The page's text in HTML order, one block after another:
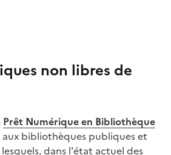
non libres de
Prêt Numérique en Bibliothèque
aux bibliothèques publiques et
dans l'état actuel des